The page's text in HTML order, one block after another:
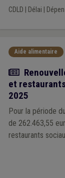
CDLD Délai
Aide alimentaire
Actualité
et
2025
Pour la période
de 262.463,55
restaurants